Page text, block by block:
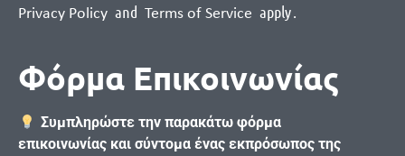
Privacy Policy and Terms of Service apply.
Φόρμα Επικοινωνίας
Συμπληρώστε την παρακάτω φόρμα
επικοινωνίας και σύντομα ένας εκπρόσωπος της